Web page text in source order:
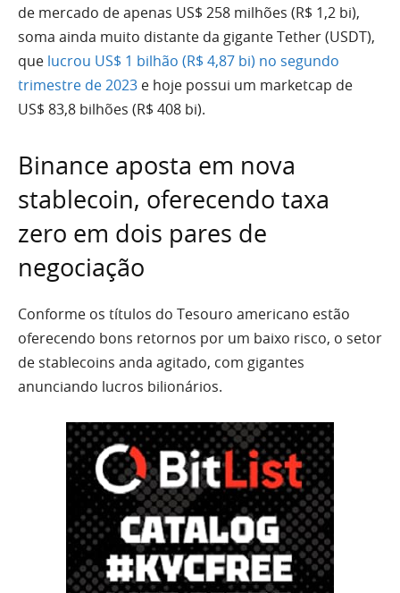
de mercado de apenas US$ 258 milhões (R$ 1,2 bi),
soma ainda muito distante da gigante Tether (USDT),
que lucrou US$ 1 bilhão (R$ 4,87 bi) no segundo
trimestre de 2023 e hoje possui um marketcap de
US$ 83,8 bilhões (R$ 408 bi).
Binance aposta em nova
stablecoin, oferecendo taxa
zero em dois pares de
negociação
Conforme os títulos do Tesouro americano estão
oferecendo bons retornos por um baixo risco, o setor
de stablecoins anda agitado, com gigantes
anunciando lucros bilionários.